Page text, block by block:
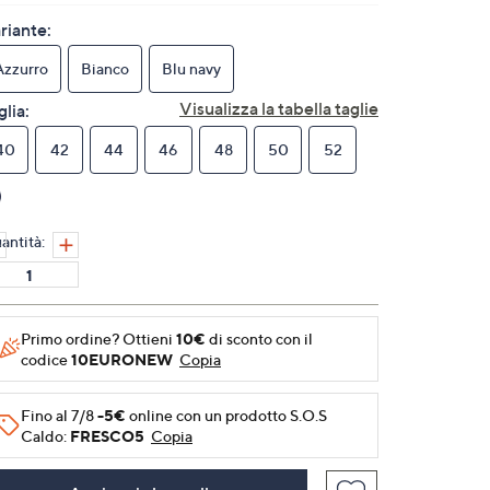
Stesso
alla
pagina.
Bianco Blu navy
Visualizza la tabella taglie
42 44 46 48 50 52
Primo ordine? Ottieni 10€ di sconto con il
codice10EURONEW Copia
Fino al 7/8-5€ online con un prodotto S.O.S
Caldo: FRESCO5 Copia